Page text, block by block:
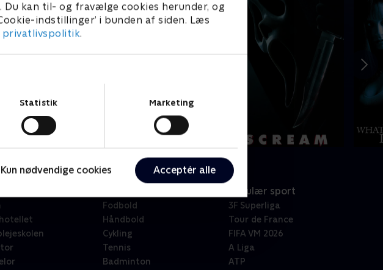
kan til- og fravælge cookies herunder, og
indstillinger’ i bunden af siden. Læs
privatlivspolitik.
Statistik Marketing
Kun nødvendige cookies Acceptér alle
Fodbold
Håndbold
Cykling
Tennis
Badminton
Populær sport
3F Superliga
Tour de France
FIFA VM 2026
A Liga
ATP